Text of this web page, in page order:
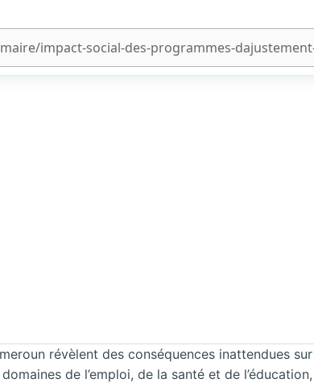
révèlent des conséquences inattendues
de l’emploi, de la santé et de